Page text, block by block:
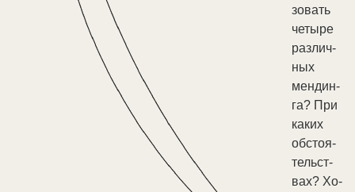
зо­вать
че­ты­ре
раз­лич­
ных
мен­дин­
га? При
ка­ких
об­стоя­
тель­ст­
вах? Хо­